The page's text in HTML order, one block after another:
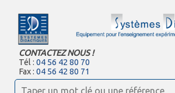
CONTACTEZ NOUS !
Tél :04 56 42 80 70
Fax :04 56 42 80 71